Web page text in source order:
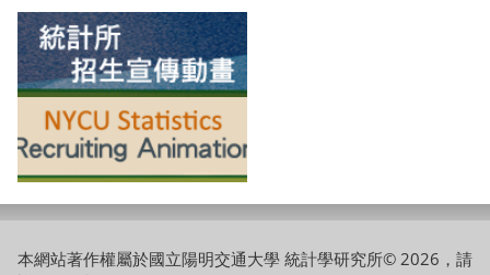
本網站著作權屬於國立陽明交通大學 統計學研究所© 2026，請